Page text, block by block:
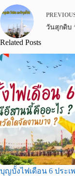
วันสุกดิบ
Related Posts
บุญบั้งไฟเดือน 6 ประ